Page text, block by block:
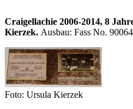
Craigellachie 2006-2014, 8
Kierzek. Ausbau: Fass No.
Foto: Ursula Kierzek